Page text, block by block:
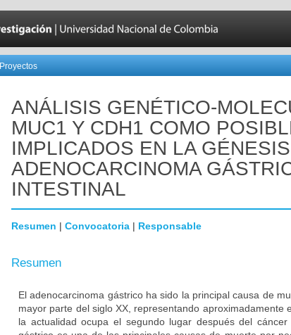
Proyectos
ANÁLISIS GENÉTICO-
MUC1 Y CDH1 COMO
IMPLICADOS EN LA
ADENOCARCINOMA
INTESTINAL
Resumen | Convocatoria | Responsable
Resumen
El adenocarcinoma gástrico ha sido la principal causa de
mayor parte del siglo XX, representando aproximadamente
la actualidad ocupa el segundo lugar después del